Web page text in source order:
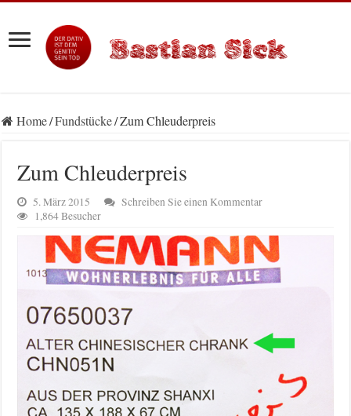
Home/Fundstücke/Zum Chleuderpreis
Zum Chleuderpreis
5. März 2015
Schreiben Sie einen Kommentar
1,864 Besucher